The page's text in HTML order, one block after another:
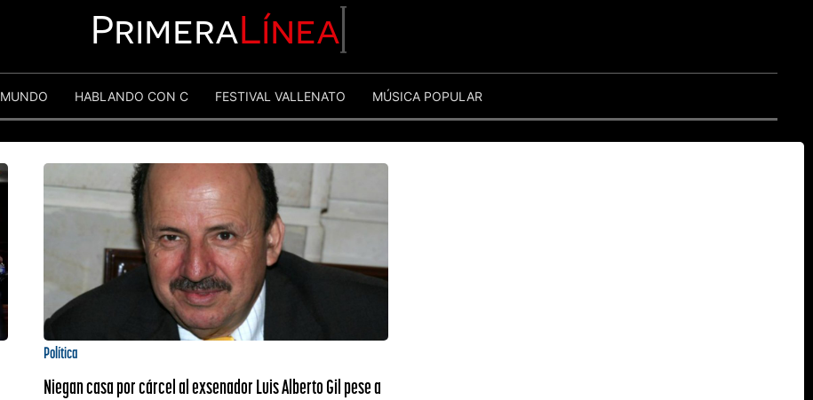
PrimeraLínea
MUNDO HABLANDO CON C FESTIVAL VALLENATO MÚSICA POPULAR
Política
Niegan casa por cárcel al exsenador Luis Alberto Gil pese a